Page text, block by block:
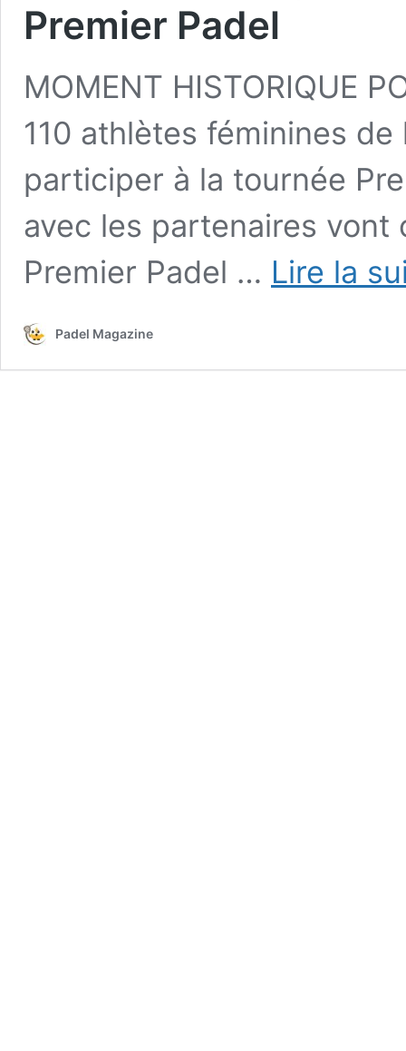
Premier Padel
MOMENT HISTORIQUE
110 athlètes féminines
participer à la tournée
avec les partenaires
Premier Padel … Lire la
Padel Magazine